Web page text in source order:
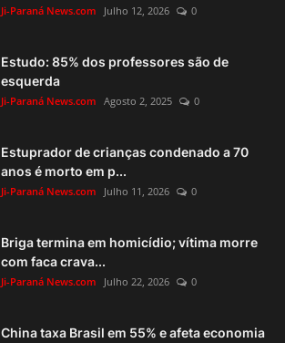
Ji-Paraná News.com Julho 12, 2026 0
Estudo: 85% dos professores são de
esquerda
Ji-Paraná News.com Agosto 2, 2025 0
Estuprador de crianças condenado a 70
anos é morto em p...
Ji-Paraná News.com Julho 11, 2026 0
Briga termina em homicídio; vítima morre
com faca crava...
Ji-Paraná News.com Julho 22, 2026 0
China taxa Brasil em 55% e afeta economia